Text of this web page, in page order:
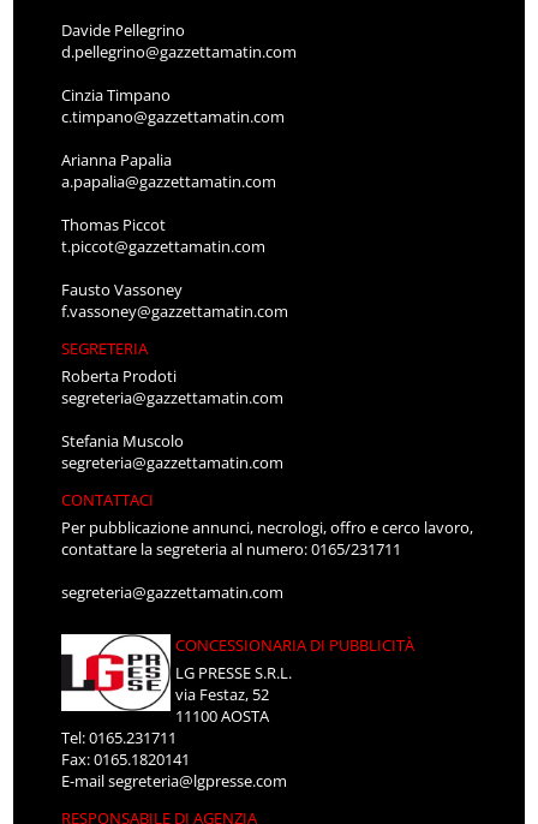
Davide Pellegrino
d.pellegrino@gazzettamatin.com
Cinzia Timpano
c.timpano@gazzettamatin.com
Arianna Papalia
a.papalia@gazzettamatin.com
Thomas Piccot
t.piccot@gazzettamatin.com
Fausto Vassoney
f.vassoney@gazzettamatin.com
SEGRETERIA
Roberta Prodoti
segreteria@gazzettamatin.com
Stefania Muscolo
segreteria@gazzettamatin.com
CONTATTACI
Per pubblicazione annunci, necrologi, offro e cerco lavoro,
contattare la segreteria al numero: 0165/231711
segreteria@gazzettamatin.com
CONCESSIONARIA DI PUBBLICITÀ
LG PRESSE S.R.L.
via Festaz, 52
11100 AOSTA
Tel: 0165.231711
Fax: 0165.1820141
E-mailsegreteria@lgpresse.com
RESPONSABILE DI AGENZIA